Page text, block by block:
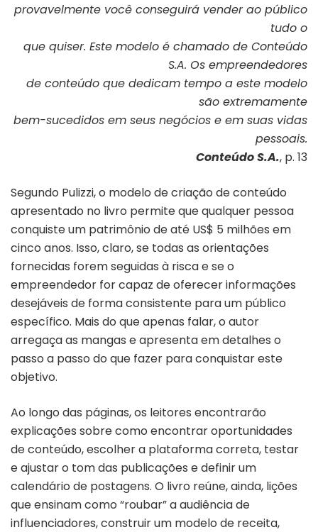
provavelmente você conseguirá vender ao público
tudo o
que quiser. Este modelo é chamado de Conteúdo
S.A. Os empreendedores
de conteúdo que dedicam tempo a este modelo
são extremamente
bem-sucedidos em seus negócios e em suas vidas
pessoais.
Conteúdo S.A., p. 13
Segundo Pulizzi, o modelo de criação de conteúdo
apresentado no livro permite que qualquer pessoa
conquiste um patrimônio de até US$ 5 milhões em
cinco anos. Isso, claro, se todas as orientações
fornecidas forem seguidas à risca e se o
empreendedor for capaz de oferecer informações
desejáveis de forma consistente para um público
específico. Mais do que apenas falar, o autor
arregaça as mangas e apresenta em detalhes o
passo a passo do que fazer para conquistar este
objetivo.
Ao longo das páginas, os leitores encontrarão
explicações sobre como encontrar oportunidades
de conteúdo, escolher a plataforma correta, testar
e ajustar o tom das publicações e definir um
calendário de postagens. O livro reúne, ainda, lições
que ensinam como “roubar” a audiência de
influenciadores, construir um modelo de receita,